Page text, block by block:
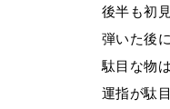
後半も初
弾いた後
駄目な物
運指が駄